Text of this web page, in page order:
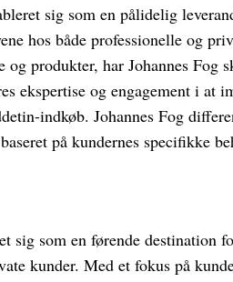
sig som en pålidelig
hos både professionelle og
og produkter, har Johannes Fog
ekspertise og engagement i
indkøb. Johannes Fog
på kundernes specifikke
sig som en førende
kunder. Med et fokus på